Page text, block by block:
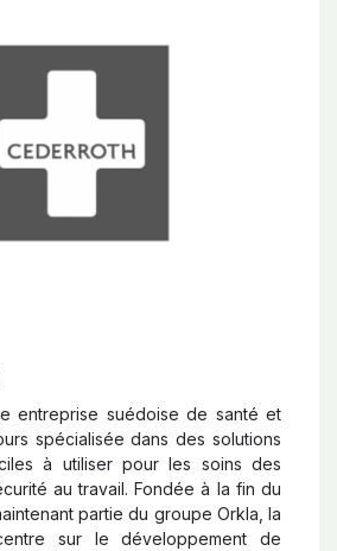
entreprise suédoise de santé et
spécialisée dans des solutions
à utiliser pour les soins des
au travail. Fondée à la fin du
partie du groupe Orkla, la
sur le développement de